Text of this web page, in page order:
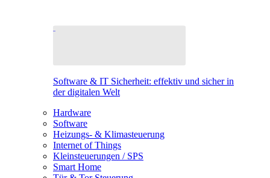
Software & IT Sicherheit: effektiv und sicher in
der digitalen Welt
Hardware
Software
Heizungs- & Klimasteuerung
Internet of Things
Kleinsteuerungen / SPS
Smart Home